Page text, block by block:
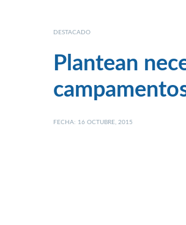
DESTACADO
Plantean
FECHA: 16 OCTUBRE, 2015